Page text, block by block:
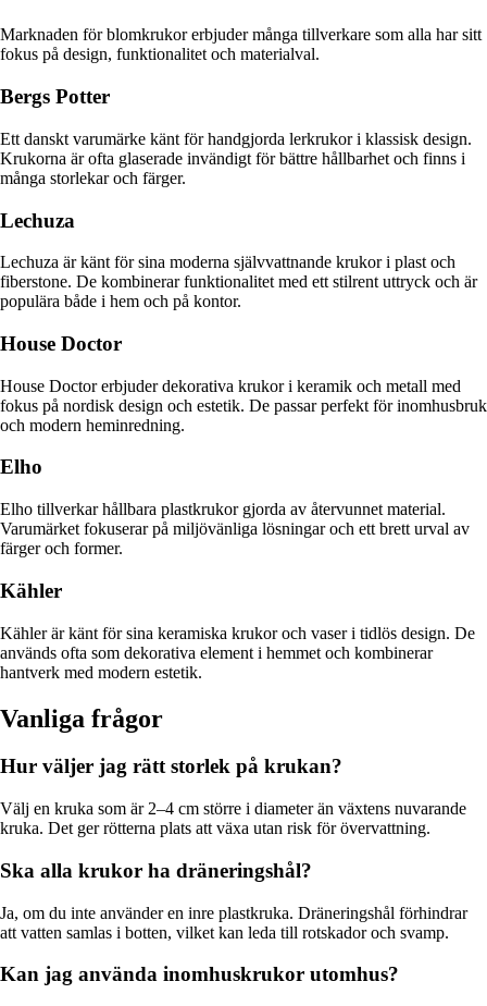
Marknaden för blomkrukor erbjuder många tillverkare som alla har sitt
fokus på design, funktionalitet och materialval.
Bergs Potter
Ett danskt varumärke känt för handgjorda lerkrukor i klassisk design.
Krukorna är ofta glaserade invändigt för bättre hållbarhet och finns i
många storlekar och färger.
Lechuza
Lechuza är känt för sina moderna självvattnande krukor i plast och
fiberstone. De kombinerar funktionalitet med ett stilrent uttryck och är
populära både i hem och på kontor.
House Doctor
House Doctor erbjuder dekorativa krukor i keramik och metall med
fokus på nordisk design och estetik. De passar perfekt för inomhusbruk
och modern heminredning.
Elho
Elho tillverkar hållbara plastkrukor gjorda av återvunnet material.
Varumärket fokuserar på miljövänliga lösningar och ett brett urval av
färger och former.
Kähler
Kähler är känt för sina keramiska krukor och vaser i tidlös design. De
används ofta som dekorativa element i hemmet och kombinerar
hantverk med modern estetik.
Vanliga frågor
Hur väljer jag rätt storlek på krukan?
Välj en kruka som är 2–4 cm större i diameter än växtens nuvarande
kruka. Det ger rötterna plats att växa utan risk för övervattning.
Ska alla krukor ha dräneringshål?
Ja, om du inte använder en inre plastkruka. Dräneringshål förhindrar
att vatten samlas i botten, vilket kan leda till rotskador och svamp.
Kan jag använda inomhuskrukor utomhus?